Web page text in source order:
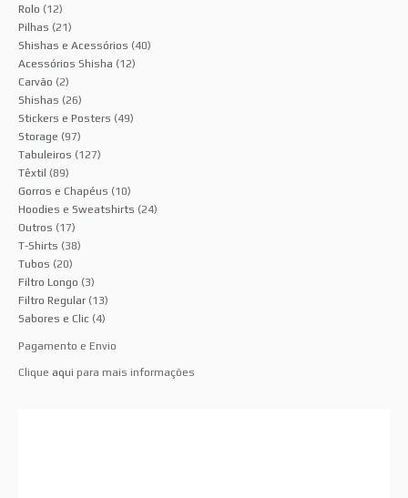
Rolo (12)
Pilhas (21)
Shishas e Acessórios (40)
Acessórios Shisha (12)
Carvão (2)
Shishas (26)
Stickers e Posters (49)
Storage (97)
Tabuleiros (127)
Têxtil (89)
Gorros e Chapéus (10)
Hoodies e Sweatshirts (24)
Outros (17)
T-Shirts (38)
Tubos (20)
Filtro Longo (3)
Filtro Regular (13)
Sabores e Clic (4)
Pagamento e Envio
Clique aqui para mais informações